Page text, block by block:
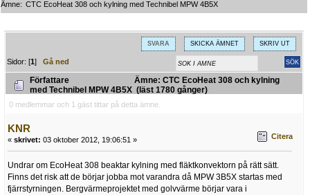
Ämne: CTC EcoHeat 308 och kylning med Technibel MPW 4B5X
SVARA SKICKA ÄMNET SKRIV UT
Sidor: [1]Gå ned
Författare
Ämne: CTC EcoHeat 308 och kylning
med Technibel MPW 4B5X (läst 1780 gånger)
0 medlemmar och 1 gäst tittar på detta ämne.
KNR
« skrivet: 03 oktober 2012, 19:06:51 » Citera
Undrar om EcoHeat 308 beaktar kylning med fläktkonvektorn på rätt sätt.
Finns det risk att de börjar jobba mot varandra då MPW 3B5X startas med
fjärrstyrningen. Bergvärmeprojektet med golvvärme börjar vara i